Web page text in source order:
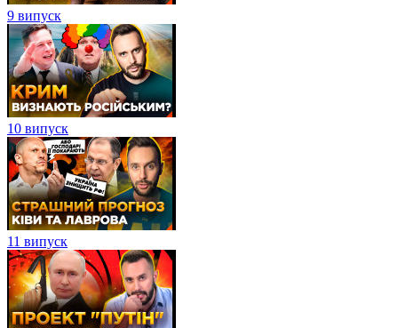
9 випуск
10 випуск
11 випуск